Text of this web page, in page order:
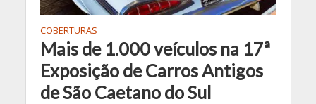
COBERTURAS
Mais de 1.000 veículos na 17ª
Exposição de Carros Antigos
de São Caetano do Sul